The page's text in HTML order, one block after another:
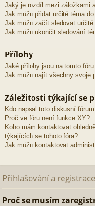
Jaký je rozdíl mezi záložkami
Jak můžu přidat určité téma
Jak můžu začít sledovat určité
Jak můžu ukončit sledování
Přílohy
Jaké přílohy jsou na tomto fóru
Jak můžu najít všechny svoje
Záležitosti týkající se
Kdo napsal toto diskusní
Proč ve fóru není funkce XY?
Koho mám kontaktovat
týkajících se tohoto fóra?
Jak můžu kontaktovat
Přihlašování a registrace
Proč se musím